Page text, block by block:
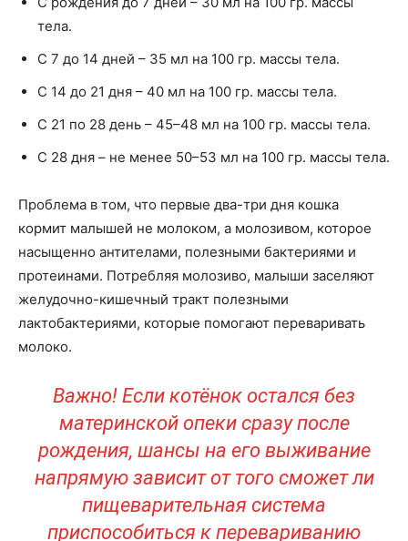
тела.
С 7 до 14 дней – 35 мл на 100 гр. массы тела.
С 14 до 21 дня – 40 мл на 100 гр. массы тела.
С 21 по 28 день – 45–48 мл на 100 гр. массы тела.
С 28 дня – не менее 50–53 мл на 100 гр. массы тела.
Проблема в том, что первые два-три дня кошка
кормит малышей не молоком, а молозивом, которое
насыщенно антителами, полезными бактериями и
протеинами. Потребляя молозиво, малыши заселяют
желудочно-кишечный тракт полезными
лактобактериями, которые помогают переваривать
молоко.
Важно! Если котёнок остался без
материнской опеки сразу после
рождения, шансы на его выживание
напрямую зависит от того сможет ли
пищеварительная система
приспособиться к перевариванию